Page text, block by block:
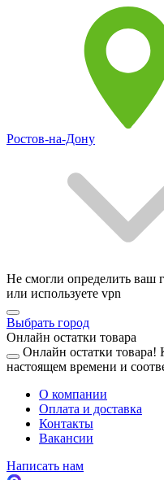
Ростов-на-Дону
Не смогли определить ваш
или используете vpn
Выбрать город
Онлайн остатки товара
Онлайн остатки товара!
настоящем времени и
О компании
Оплата и доставка
Контакты
Вакансии
Написать нам